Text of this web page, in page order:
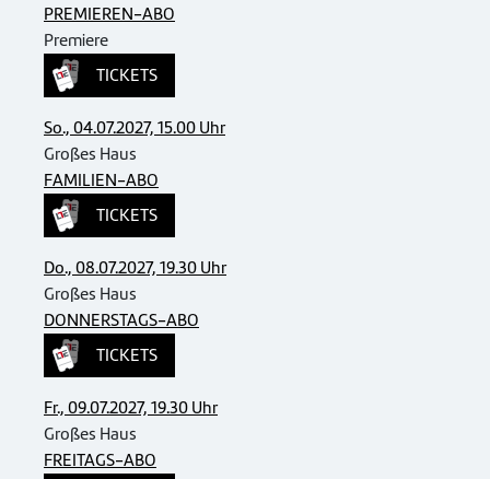
PREMIEREN-ABO
Premiere
TICKETS
So., 04.07.2027, 15.00 Uhr
Großes Haus
FAMILIEN-ABO
TICKETS
Do., 08.07.2027, 19.30 Uhr
Großes Haus
DONNERSTAGS-ABO
TICKETS
Fr., 09.07.2027, 19.30 Uhr
Großes Haus
FREITAGS-ABO